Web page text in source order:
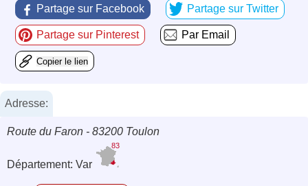
Partage sur Facebook Partage sur Twitter
Partage sur Pinterest Par Email
Copier le lien
Adresse:
Route du Faron - 83200 Toulon
Département: Var
83